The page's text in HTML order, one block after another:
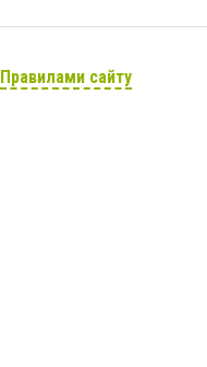
Правилами сайту